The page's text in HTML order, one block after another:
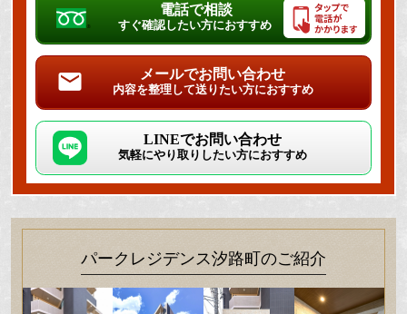
電話で相談
すぐ確認したい方におすすめ
メールでお問い合わせ
内容を整理して送りたい方におすすめ
LINEでお問い合わせ
気軽にやり取りしたい方におすすめ
パークレジデンス汐路町のご紹介